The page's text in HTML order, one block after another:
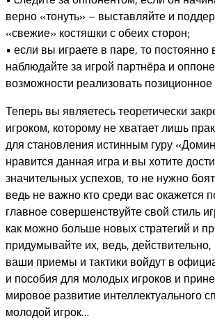
верно «тонуть» – выставляйте и
«свежие» костяшки с обеих сторон;
• если вы играете в паре, то постоянно
наблюдайте за игрой партнёра и
возможности реализовать
Теперь вы являетесь теоретически
игроком, которому не хватает лишь
для становления истинным гуру
нравится данная игра и вы хотите
значительных успехов, то не нужно
ведь не важно кто среди вас окажется
главное совершенствуйте свой стиль
как можно больше новых стратегий и
придумывайте их, ведь, действительно,
ваши приемы и тактики войдут в
и пособия для молодых игроков и
мировое развитие интеллектуального
молодой игрок…